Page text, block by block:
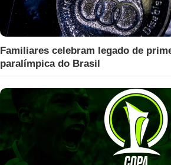
Familiares celebram legado de
paralímpica do Brasil